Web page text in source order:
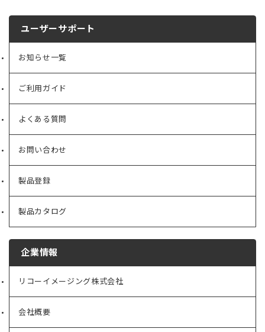
ユーザーサポート
お知らせ一覧
ご利用ガイド
よくある質問
お問い合わせ
製品登録
製品カタログ
企業情報
リコーイメージング株式会社
（新
タ
ブ
会社概要
（新